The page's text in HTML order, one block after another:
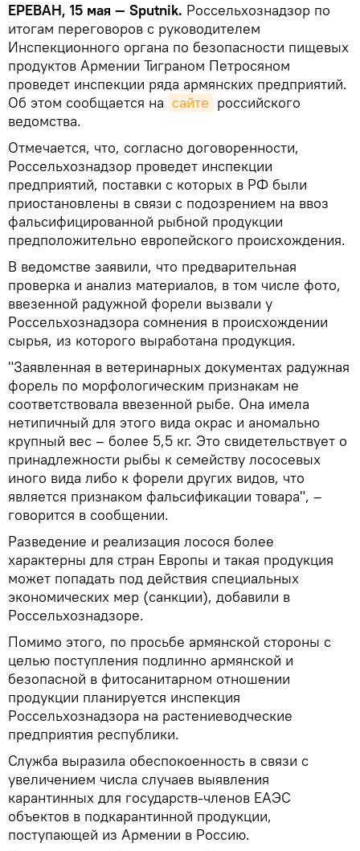
ЕРЕВАН, 15 мая — Sputnik. Россельхознадзор по
итогам переговоров с руководителем
Инспекционного органа по безопасности пищевых
продуктов Армении Тиграном Петросяном
проведет инспекции ряда армянских предприятий.
Об этом сообщается на сайте российского
ведомства.
Отмечается, что, согласно договоренности,
Россельхознадзор проведет инспекции
предприятий, поставки с которых в РФ были
приостановлены в связи с подозрением на ввоз
фальсифицированной рыбной продукции
предположительно европейского происхождения.
В ведомстве заявили, что предварительная
проверка и анализ материалов, в том числе фото,
ввезенной радужной форели вызвали у
Россельхознадзора сомнения в происхождении
сырья, из которого выработана продукция.
"Заявленная в ветеринарных документах радужная
форель по морфологическим признакам не
соответствовала ввезенной рыбе. Она имела
нетипичный для этого вида окрас и аномально
крупный вес – более 5,5 кг. Это свидетельствует о
принадлежности рыбы к семейству лососевых
иного вида либо к форели других видов, что
является признаком фальсификации товара", –
говорится в сообщении.
Разведение и реализация лосося более
характерны для стран Европы и такая продукция
может попадать под действия специальных
экономических мер (санкции), добавили в
Россельхознадзоре.
Помимо этого, по просьбе армянской стороны с
целью поступления подлинно армянской и
безопасной в фитосанитарном отношении
продукции планируется инспекция
Россельхознадзора на растениеводческие
предприятия республики.
Служба выразила обеспокоенность в связи с
увеличением числа случаев выявления
карантинных для государств-членов ЕАЭС
объектов в подкарантинной продукции,
поступающей из Армении в Россию.